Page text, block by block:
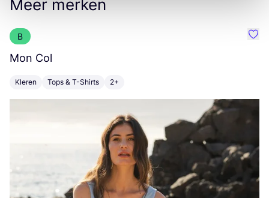
Meer merken
B
Mon Col
Kleren Tops & T-Shirts 2+